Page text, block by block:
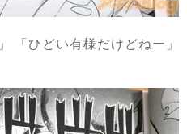
「ひどい有様だけどねー」